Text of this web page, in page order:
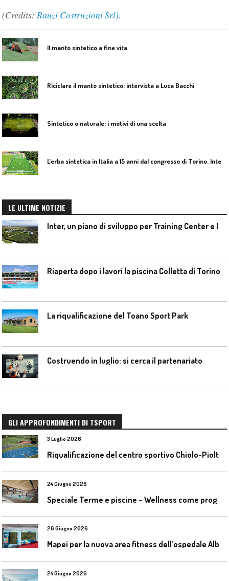
(Credits:Rauzi Costruzioni Srl).
Il manto sintetico a fine vita
Riciclare il manto sintetico: intervista a Luca Bacchi
Sintetico o naturale: i motivi di una scelta
LE ULTIME NOTIZIE
Riaperta dopo i lavori la piscina Colletta di Torino
La riqualificazione del Toano Sport Park
Costruendo in luglio: si cerca il partenariato
GLI APPROFONDIMENTI DI TSPORT
3 Luglio 2026
24 Giugno 2026
26 Giugno 2026
24 Giugno 2026